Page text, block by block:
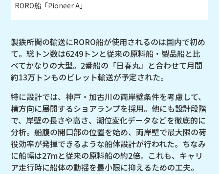
RORO船「Pioneer A」
製鉄所間の輸送にRORO船が使用されるのは国内で初め
て。総トン数は6249トンと従来の原料船・製品船と比
べてかなりの大型。2番船の「日春丸」と合わせて月間
約13万トンものビレット輸送が予定された。
特に設計では、神戸・加古川の両岸壁条件を考慮して、
横方向に展開するショアランプを採用。他にも設計段階
で、岸壁の長さや高さ、潮位変化データなどを徹底的に
分析。船腹の開口部の位置を始め、両岸壁で最大限の荷
役効率が発揮できるような船体設計が行われた。ちなみ
に船幅は27mと従来の原料船の約2倍。これも、キャリ
ア走行時に船体の動揺を最小限に抑えるための工夫。